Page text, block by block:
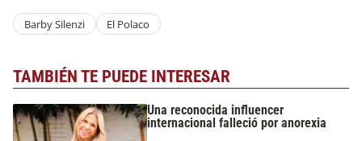
Barby Silenzi El Polaco
TAMBIÉN TE PUEDE INTERESAR
Una reconocida influencer
internacional falleció por anorexia